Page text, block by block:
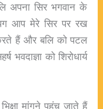
अपना सिर भगवान के
आप मेरे सिर पर रख
हैं और बलि को पटल
को शिरोधार्य
मांगने पहुंच जाते हैं